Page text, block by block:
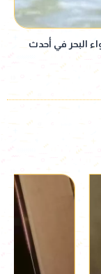
البحر في أحدث